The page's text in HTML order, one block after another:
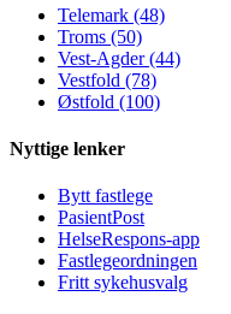
Telemark (48)
Troms (50)
Vest-Agder (44)
Vestfold (78)
Østfold (100)
Nyttige lenker
Bytt fastlege
PasientPost
HelseRespons-app
Fastlegeordningen
Fritt sykehusvalg